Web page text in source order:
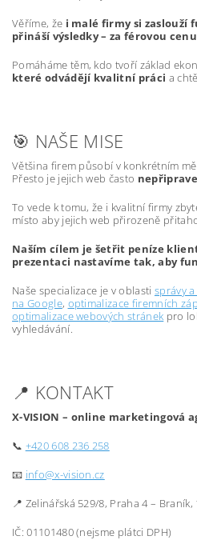
Věříme, že i malé firmy si
přináší výsledky – za férovou
Pomáháme těm, kdo tvoří základ
které odvádějí kvalitní práci a
🎯 NAŠE MISE
Většina firem působí v konkrétním
Přesto je jejich web často
To vede k tomu, že i kvalitní firmy
místo aby jejich web přirozeně
Naším cílem je šetřit peníze
prezentaci nastavíme tak, aby
Naše specializace je v oblasti správy
na Google, optimalizace firemních
optimalizace webových stránek pro
vyhledávání.
📍 KONTAKT
X-VISION – online marketingová
📞 +420 608 236 258
📧 info@x-vision.cz
📍 Zelinářská 529/8, Praha 4 – Braník,
IČ: 01101480 (nejsme plátci DPH)